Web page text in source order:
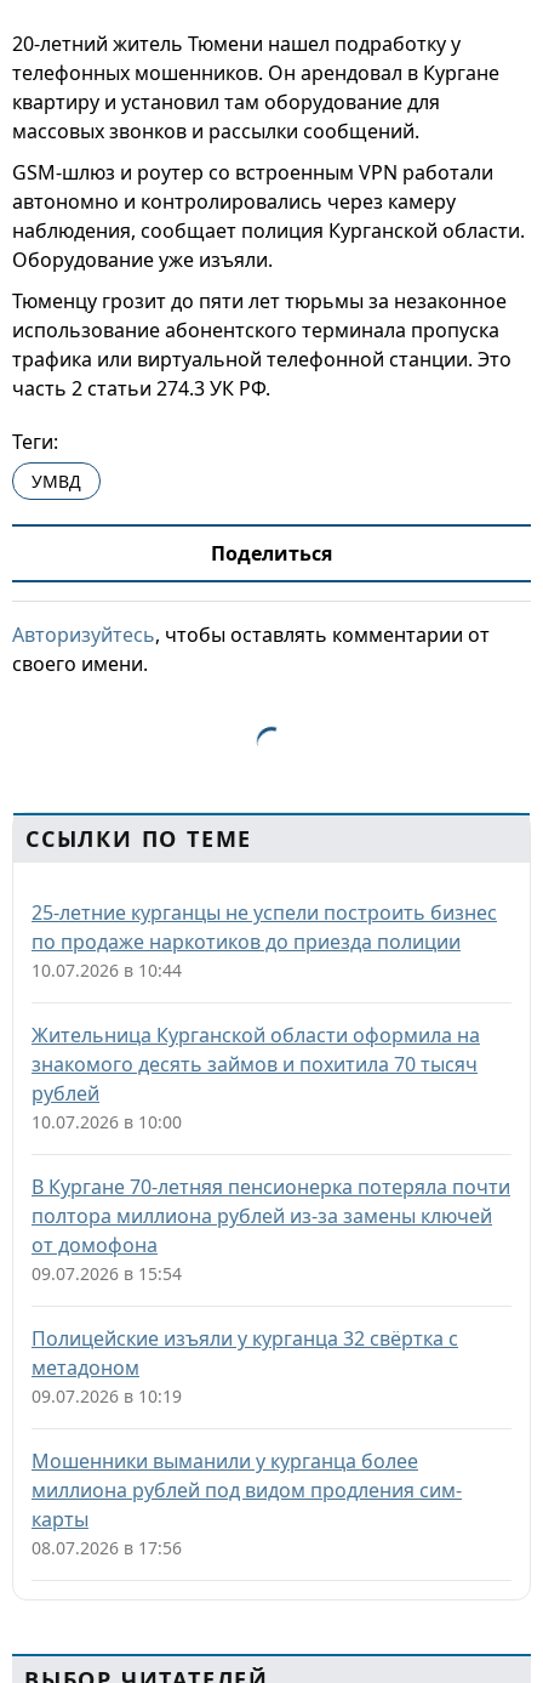
20-летний житель Тюмени нашел подработку у
телефонных мошенников. Он арендовал в Кургане
квартиру и установил там оборудование для
массовых звонков и рассылки сообщений.
GSM-шлюз и роутер со встроенным VPN работали
автономно и контролировались через камеру
наблюдения, сообщает полиция Курганской области.
Оборудование уже изъяли.
Тюменцу грозит до пяти лет тюрьмы за незаконное
использование абонентского терминала пропуска
трафика или виртуальной телефонной станции. Это
часть 2 статьи 274.3 УК РФ.
Теги:
УМВД
Поделиться
Авторизуйтесь, чтобы оставлять комментарии от
своего имени.
ССЫЛКИ ПО ТЕМЕ
25-летние курганцы не успели построить бизнес
по продаже наркотиков до приезда полиции
10.07.2026 в 10:44
Жительница Курганской области оформила на
знакомого десять займов и похитила 70 тысяч
рублей
10.07.2026 в 10:00
В Кургане 70-летняя пенсионерка потеряла почти
полтора миллиона рублей из-за замены ключей
от домофона
09.07.2026 в 15:54
Полицейские изъяли у курганца 32 свёртка с
метадоном
09.07.2026 в 10:19
Мошенники выманили у курганца более
миллиона рублей под видом продления сим-
карты
08.07.2026 в 17:56